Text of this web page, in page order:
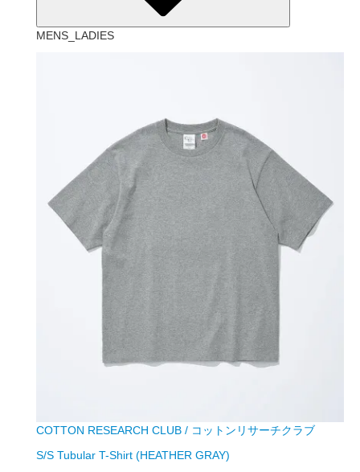
MENS_LADIES
COTTON RESEARCH CLUB / コットンリサーチクラブ
S/S Tubular T-Shirt (HEATHER GRAY)